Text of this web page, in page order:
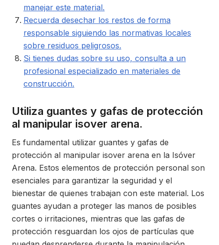
manejar este material.
Recuerda desechar los restos de forma
responsable siguiendo las normativas locales
sobre residuos peligrosos.
Si tienes dudas sobre su uso, consulta a un
profesional especializado en materiales de
construcción.
Utiliza guantes y gafas de protección
al manipular isover arena.
Es fundamental utilizar guantes y gafas de
protección al manipular isover arena en la Isóver
Arena. Estos elementos de protección personal son
esenciales para garantizar la seguridad y el
bienestar de quienes trabajan con este material. Los
guantes ayudan a proteger las manos de posibles
cortes o irritaciones, mientras que las gafas de
protección resguardan los ojos de partículas que